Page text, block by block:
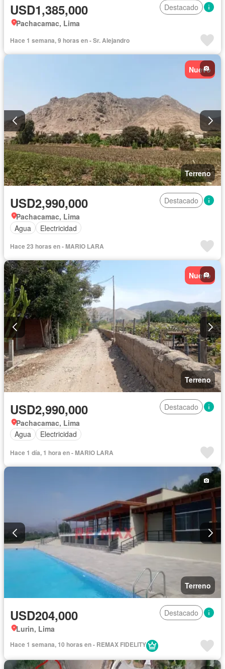
USD1,385,000
Destacado
Pachacamac, Lima
Hace 1 semana, 9 horas en - Sr. Alejandro
Nuevo
Terreno
USD2,990,000
Destacado
Pachacamac, Lima
Agua
Electricidad
Hace 23 horas en - MARIO LARA
Nuevo
Terreno
USD2,990,000
Destacado
Pachacamac, Lima
Agua
Electricidad
Hace 1 día, 1 hora en - MARIO LARA
Terreno
USD204,000
Destacado
Lurin, Lima
Hace 1 semana, 10 horas en - REMAX FIDELITY